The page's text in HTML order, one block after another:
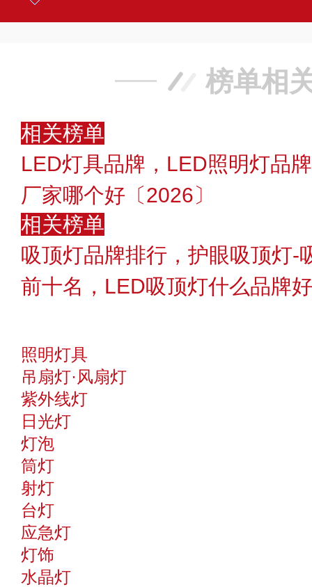
榜单相
相关榜单
LED灯具品牌，LED照明灯品
厂家哪个好〔2026〕
相关榜单
吸顶灯品牌排行，护眼吸顶灯-
前十名，LED吸顶灯什么品牌好
照明灯具
吊扇灯·风扇灯
紫外线灯
日光灯
灯泡
筒灯
射灯
台灯
应急灯
灯饰
水晶灯